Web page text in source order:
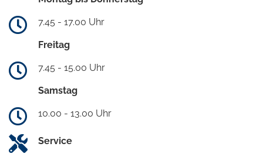
7.45 - 17.00 Uhr
Freitag
7.45 - 15.00 Uhr
Samstag
10.00 - 13.00 Uhr
Service